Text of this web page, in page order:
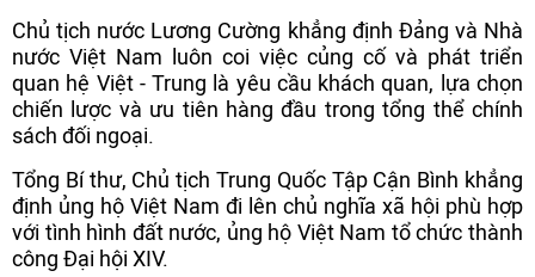
Chủ tịch nước Lương Cường khẳng định Đảng và Nhà
nước Việt Nam luôn coi việc củng cố và phát triển
quan hệ Việt - Trung là yêu cầu khách quan, lựa chọn
chiến lược và ưu tiên hàng đầu trong tổng thể chính
sách đối ngoại.
Tổng Bí thư, Chủ tịch Trung Quốc Tập Cận Bình khẳng
định ủng hộ Việt Nam đi lên chủ nghĩa xã hội phù hợp
với tình hình đất nước, ủng hộ Việt Nam tổ chức thành
công Đại hội XIV.